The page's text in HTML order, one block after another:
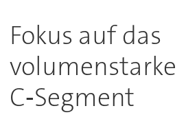
Fokus auf das
volumenstarke
C‑Segment